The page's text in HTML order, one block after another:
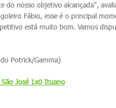
do nosso objetivo alcançada",
Fábio, esse é o principal
está muito bom. Vamos
Potrick/Gamma)
São José 1x0 Ituano